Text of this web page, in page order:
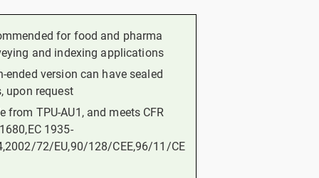
for food and pharma
and indexing applications
ended version can have sealed
upon request
from TPU-AU1, and meets CFR
1935-
72/EU,90/128/CEE,96/11/CE